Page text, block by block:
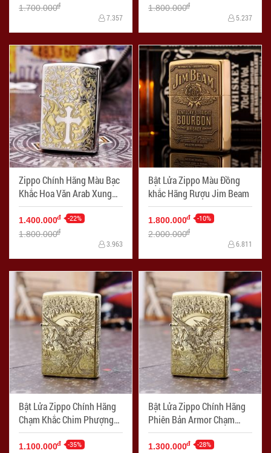
1.700.000đ
7.357
1.800.000đ
5.237
Zippo Chính Hãng Màu Bạc
Khắc Hoa Văn Arab Xung
Quanh Thánh Giá
1.400.000đ -22%
1.800.000đ
3.963
Bật Lửa Zippo Màu Đồng
khắc Hãng Rượu Jim Beam
1.800.000đ -10%
2.000.000đ
6.811
Bật Lửa Zippo Chính Hãng
Chạm Khắc Chim Phượng
Hoàng
1.100.000đ -35%
Bật Lửa Zippo Chính Hãng
Phiên Bản Armor Chạm
Khắc Chim Phượng Hoàng
1.300.000đ -28%